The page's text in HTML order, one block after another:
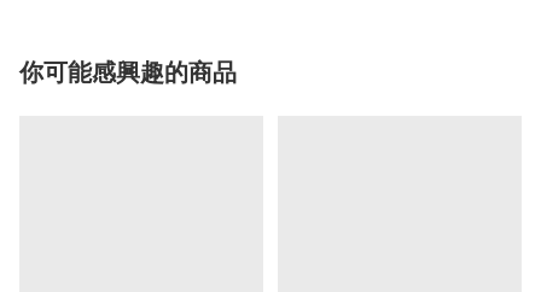
你可能感興趣的商品